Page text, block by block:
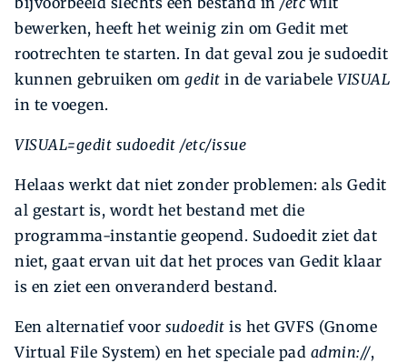
bewerken, heeft het weinig zin om Gedit met
rootrechten te starten. In dat geval zou je sudoedit
kunnen gebruiken om gedit in de variabele VISUAL
in te voegen.
VISUAL=gedit sudoedit /etc/issue
Helaas werkt dat niet zonder problemen: als Gedit
al gestart is, wordt het bestand met die
programma-instantie geopend. Sudoedit ziet dat
niet, gaat ervan uit dat het proces van Gedit klaar
is en ziet een onveranderd bestand.
Een alternatief voor sudoedit is het GVFS (Gnome
Virtual File System) en het speciale pad admin://,